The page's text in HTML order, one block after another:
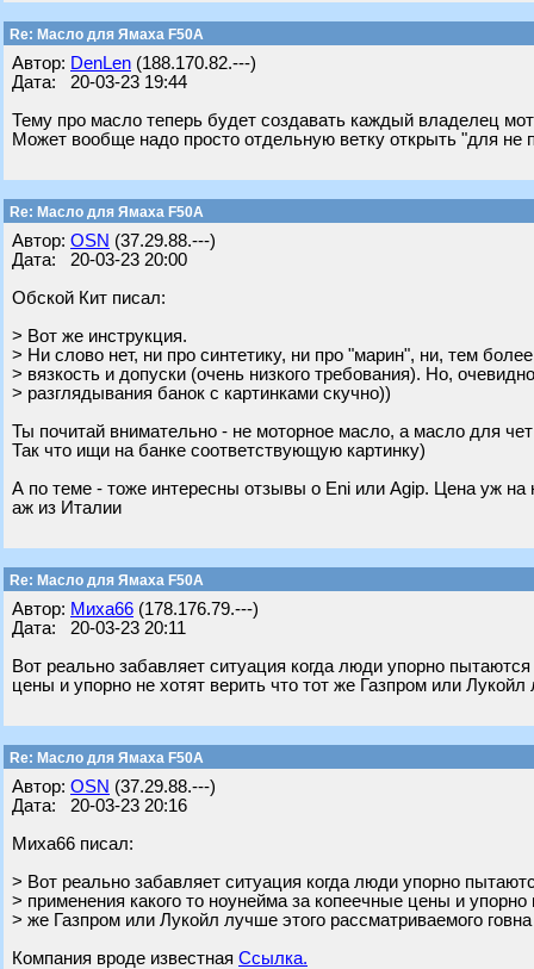
Re: Масло для Ямаха F50A
Автор: DenLen (188.170.82.---)
Дата: 20-03-23 19:44
Тему про масло теперь будет создавать каждый владелец
Может вообще надо просто отдельную ветку открыть "для не
Re: Масло для Ямаха F50A
Автор: OSN (37.29.88.---)
Дата: 20-03-23 20:00
Обской Кит писал:
> Вот же инструкция.
> Ни слово нет, ни про синтетику, ни про "марин", ни, тем
> вязкость и допуски (очень низкого требования). Но,
> разглядывания банок с картинками скучно))
Ты почитай внимательно - не моторное масло, а масло для
Так что ищи на банке соответствующую картинку)
А по теме - тоже интересны отзывы о Eni или Agip. Цена уж на
аж из Италии
Re: Масло для Ямаха F50A
Автор: Миха66 (178.176.79.---)
Дата: 20-03-23 20:11
Вот реально забавляет ситуация когда люди упорно
цены и упорно не хотят верить что тот же Газпром или Лукойл
Re: Масло для Ямаха F50A
Автор: OSN (37.29.88.---)
Дата: 20-03-23 20:16
Миха66 писал:
> Вот реально забавляет ситуация когда люди упорно
> применения какого то ноунейма за копеечные цены и упорно
> же Газпром или Лукойл лучше этого рассматриваемого говна
Компания вроде известная Ссылка.